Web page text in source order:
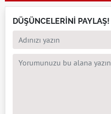
DÜŞÜNCELERİNİ PAYLAŞ!